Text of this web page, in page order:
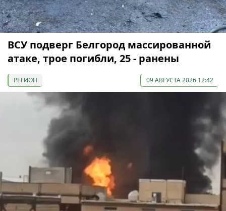
ВСУ подверг Белгород массированной
атаке, трое погибли, 25 - ранены
РЕГИОН 09 АВГУСТА 2026 12:42